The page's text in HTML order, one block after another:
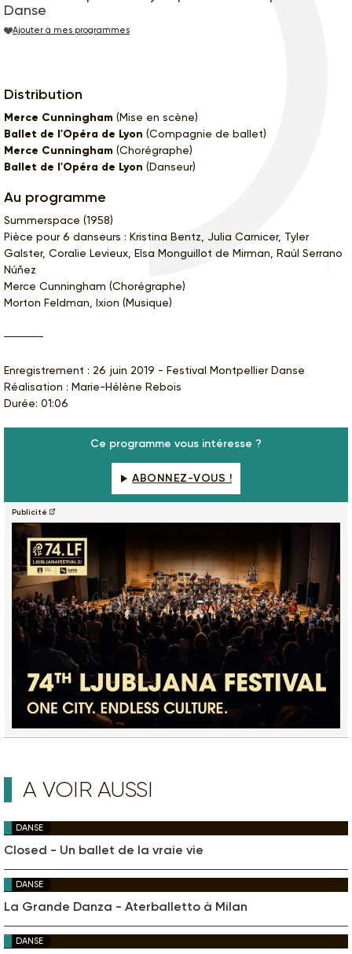
Danse
Ajouter à mes programmes
Distribution
Merce Cunningham (Mise en scène)
Ballet de l'Opéra de Lyon (Compagnie de ballet)
Merce Cunningham (Chorégraphe)
Ballet de l'Opéra de Lyon (Danseur)
Au programme
Summerspace (1958)
Pièce pour 6 danseurs : Kristina Bentz, Julia Carnicer, Tyler
Galster, Coralie Levieux, Elsa Monguillot de Mirman, Raúl Serrano
Núňez
Merce Cunningham (Chorégraphe)
Morton Feldman, Ixion (Musique)
Enregistrement : 26 juin 2019 - Festival Montpellier Danse
Réalisation : Marie-Hélène Rebois
Durée: 01:06
Ce programme vous intéresse ?
ABONNEZ-VOUS !
Publicité
A VOIR AUSSI
DANSE
Closed - Un ballet de la vraie vie
DANSE
La Grande Danza - Aterballetto à Milan
DANSE